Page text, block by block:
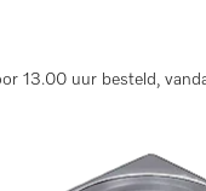
13.00 uur besteld,